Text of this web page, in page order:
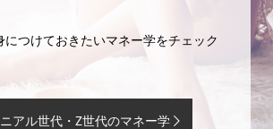
につけておきたいマネー学をチェック
アル世代・Z世代のマネー学